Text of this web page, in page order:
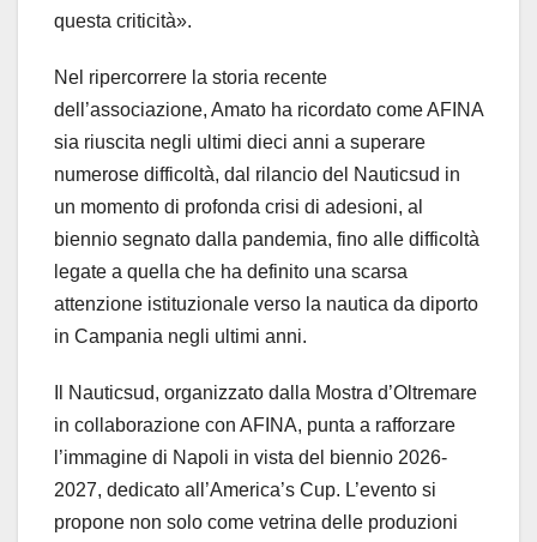
questa criticità».
Nel ripercorrere la storia recente
dell’associazione, Amato ha ricordato come AFINA
sia riuscita negli ultimi dieci anni a superare
numerose difficoltà, dal rilancio del Nauticsud in
un momento di profonda crisi di adesioni, al
biennio segnato dalla pandemia, fino alle difficoltà
legate a quella che ha definito una scarsa
attenzione istituzionale verso la nautica da diporto
in Campania negli ultimi anni.
Il Nauticsud, organizzato dalla Mostra d’Oltremare
in collaborazione con AFINA, punta a rafforzare
l’immagine di Napoli in vista del biennio 2026-
2027, dedicato all’America’s Cup. L’evento si
propone non solo come vetrina delle produzioni